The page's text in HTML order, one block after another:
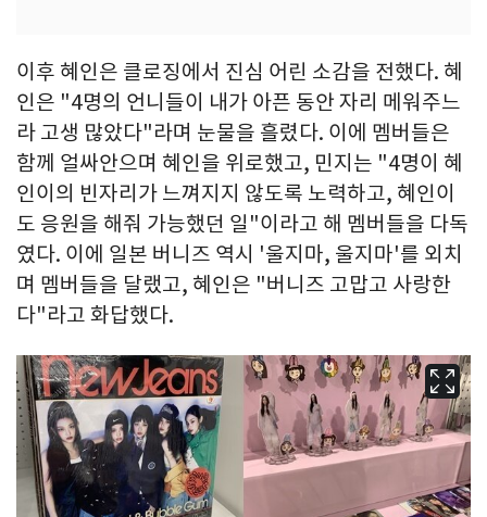
이후 혜인은 클로징에서 진심 어린 소감을 전했다. 혜
인은 "4명의 언니들이 내가 아픈 동안 자리 메워주느
라 고생 많았다"라며 눈물을 흘렸다. 이에 멤버들은
함께 얼싸안으며 혜인을 위로했고, 민지는 "4명이 혜
인이의 빈자리가 느껴지지 않도록 노력하고, 혜인이
도 응원을 해줘 가능했던 일"이라고 해 멤버들을 다독
였다. 이에 일본 버니즈 역시 '울지마, 울지마'를 외치
며 멤버들을 달랬고, 혜인은 "버니즈 고맙고 사랑한
다"라고 화답했다.